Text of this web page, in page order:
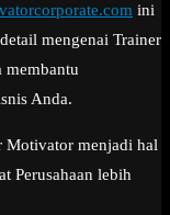
ini
mengenai Trainer
membantu
Anda.
Motivator menjadi hal
Perusahaan lebih